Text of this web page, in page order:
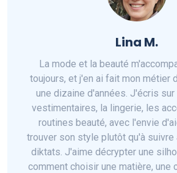
Lina M.
La mode et la beauté
toujours, et j'en ai fait mon métier
une dizaine d'années. J'écris
vestimentaires, la lingerie, les
routines beauté, avec l'envie
trouver son style plutôt qu'à suivre
diktats. J'aime décrypter une
comment choisir une matière, une